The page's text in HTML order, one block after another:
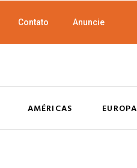
Contato Anuncie
AMÉRICAS EUROPA